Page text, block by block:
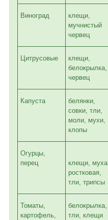
Виноград
клещи,
мучнистый
червец
Цитрусовые
клещи,
белокрылка,
червец
Капуста
белянки,
совки, тли,
моли, мухи,
клопы
Огурцы,
перец
клещи, муха
ростковая,
тли, трипсы
Томаты,
картофель,
белокрылка,
тли, клещи